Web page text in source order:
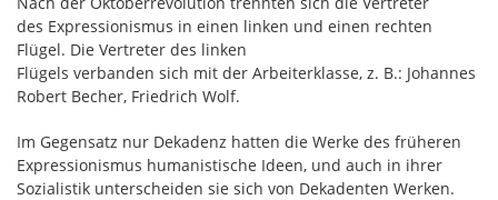
des Expressionismus in einen linken und einen rechten
Flügel. Die Vertreter des linken
Flügels verbanden sich mit der Arbeiterklasse, z. B.: Johannes
Robert Becher, Friedrich Wolf.
Im Gegensatz nur Dekadenz hatten die Werke des früheren
Expressionismus humanistische Ideen, und auch in ihrer
Sozialistik unterscheiden sie sich von Dekadenten Werken.